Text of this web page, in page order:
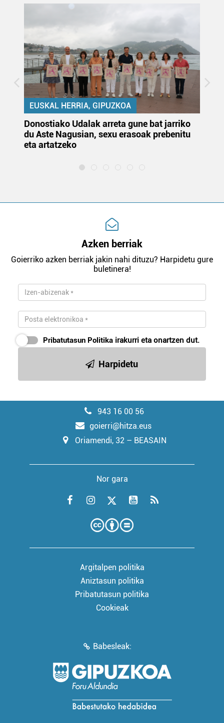
EUSKAL HERRIA, GIPUZKOA
Donostiako Udalak arreta gune bat jarriko
du Aste Nagusian, sexu erasoak prebenitu
eta artatzeko
Azken berriak
Goierriko azken berriak jakin nahi dituzu? Harpidetu gure
buletinera!
Pribatutasun Politika irakurri eta onartzen dut.
Harpidetu
943 16 00 56
goierri@hitza.eus
Oriamendi, 32 – BEASAIN
Nor gara
Argitalpen politika
Aniztasun politika
Pribatutasun politika
Cookieak
Babesleak: